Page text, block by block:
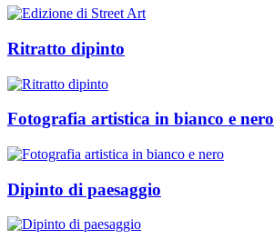
Ritratto dipinto
Fotografia artistica in bianco e nero
Dipinto di paesaggio